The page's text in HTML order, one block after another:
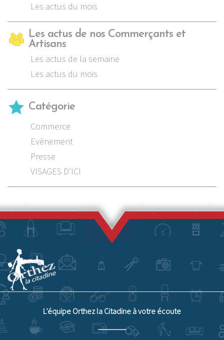
Les actus du mois
Les actus de nos Commerçants et
Artisans
Les actus de la semaine
Les actus du mois
Catégorie
Commerce
Evènement
Presse
VISAGES D’ICI
L’équipe Orthez la Citadine à votre écoute